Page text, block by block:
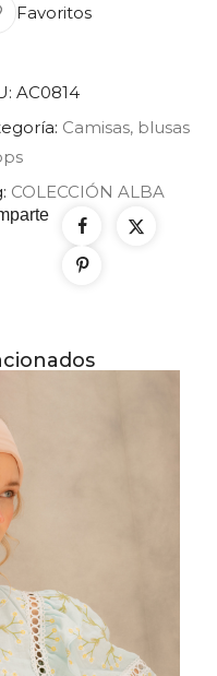
Favoritos
AC0814
Camisas, blusas
COLECCIÓN ALBA